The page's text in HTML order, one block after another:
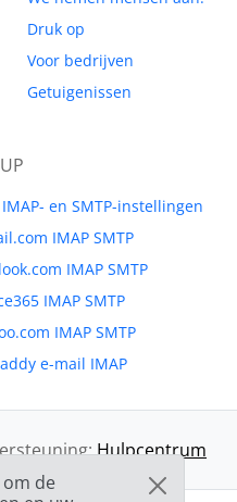
Druk op
Voor bedrijven
Getuigenissen
en SMTP-instellingen
IMAP SMTP
IMAP SMTP
IMAP SMTP
IMAP SMTP
e-mail IMAP
Hulpcentrum
de